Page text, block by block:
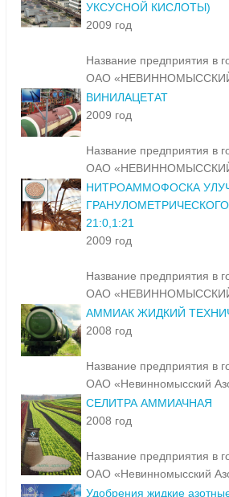
УКСУСНОЙ КИСЛОТЫ)
2009 год
Название предприятия в
ОАО
ВИНИЛАЦЕТАТ
2009 год
Название предприятия в
ОАО
НИТРОАММОФОСКА
21:0,1:21
2009 год
Название предприятия в
ОАО
АММИАК ЖИДКИЙ
2008 год
Название предприятия в
ОАО «Невинномысский
СЕЛИТРА АММИАЧНАЯ
2008 год
Название предприятия в
ОАО «Невинномысский
Удобрения жидкие